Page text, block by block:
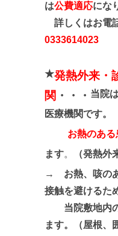
は公費適応にな
詳しくはお電
0333614023
★発熱外来・
関 ・・・ 当院
医療機関です。
お熱のあ
ます。
（発熱外
→
お熱、咳の
接触を避けるた
当院敷地内の
ます。（屋根、